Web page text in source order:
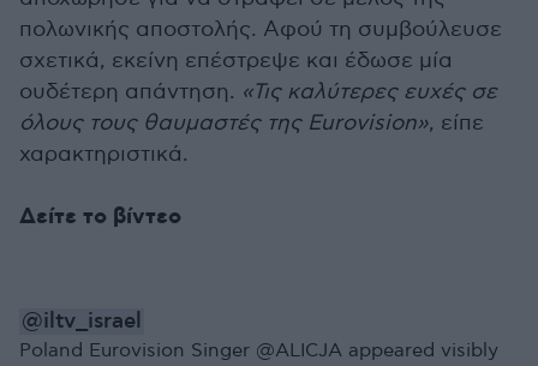
πολωνικής αποστολής. Αφού τη συμβούλευσε
σχετικά, εκείνη επέστρεψε και έδωσε μία
ουδέτερη απάντηση. «Τις καλύτερες ευχές σε
όλους τους θαυμαστές της Eurovision», είπε
χαρακτηριστικά.
Δείτε το βίντεο
@iltv_israel
Poland Eurovision Singer @ALICJA appeared visibly